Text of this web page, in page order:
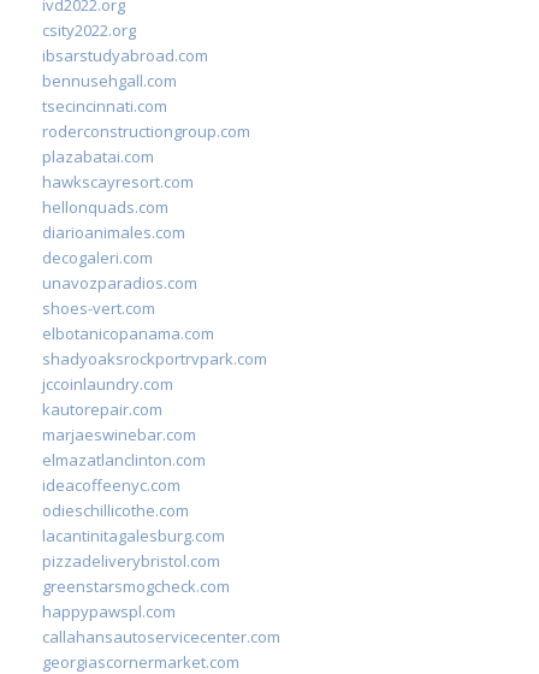
csity2022.org
ibsarstudyabroad.com
bennusehgall.com
tsecincinnati.com
roderconstructiongroup.com
plazabatai.com
hawkscayresort.com
hellonquads.com
diarioanimales.com
decogaleri.com
unavozparadios.com
shoes-vert.com
elbotanicopanama.com
shadyoaksrockportrvpark.com
jccoinlaundry.com
kautorepair.com
marjaeswinebar.com
elmazatlanclinton.com
ideacoffeenyc.com
odieschillicothe.com
lacantinitagalesburg.com
pizzadeliverybristol.com
greenstarsmogcheck.com
happypawspl.com
callahansautoservicecenter.com
georgiascornermarket.com